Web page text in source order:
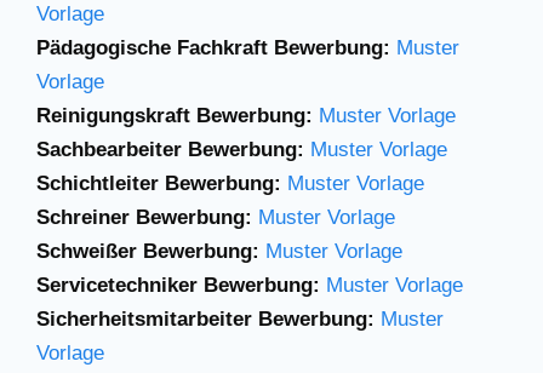
Vorlage
Pädagogische Fachkraft Bewerbung: Muster
Vorlage
Reinigungskraft Bewerbung: Muster Vorlage
Sachbearbeiter Bewerbung: Muster Vorlage
Schichtleiter Bewerbung: Muster Vorlage
Schreiner Bewerbung: Muster Vorlage
Schweißer Bewerbung: Muster Vorlage
Servicetechniker Bewerbung: Muster Vorlage
Sicherheitsmitarbeiter Bewerbung: Muster
Vorlage